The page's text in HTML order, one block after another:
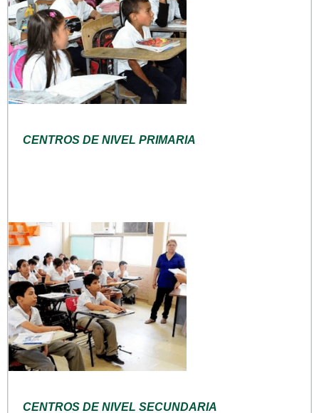
CENTROS DE NIVEL PRIMARIA
CENTROS DE NIVEL SECUNDARIA